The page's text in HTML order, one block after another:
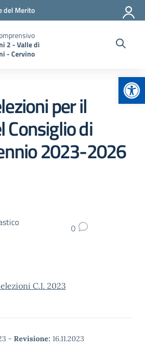
del Merito
2 - Valle di
- Cervino
per il
Consiglio di
2023-2026
0
C.I. 2023
- Revisione: 16.11.2023